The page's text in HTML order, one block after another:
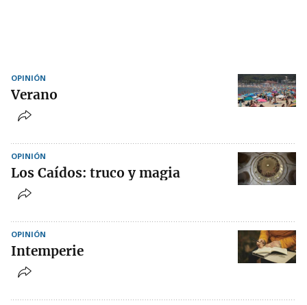
OPINIÓN
Verano
OPINIÓN
Los Caídos: truco y magia
OPINIÓN
Intemperie